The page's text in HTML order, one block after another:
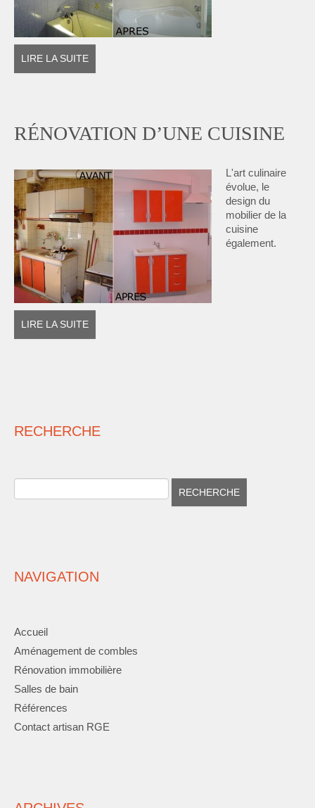
LIRE LA SUITE
RÉNOVATION D’UNE CUISINE
L'art culinaire
évolue, le
design du
mobilier de la
cuisine
également.
LIRE LA SUITE
RECHERCHE
NAVIGATION
Accueil
Aménagement de combles
Rénovation immobilière
Salles de bain
Références
Contact artisan RGE